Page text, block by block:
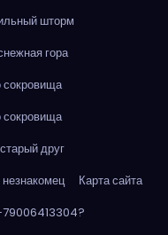
шторм
гора
сокровища
сокровища
друг
Карта сайта